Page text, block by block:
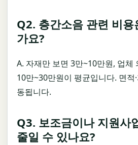
Q2. 층간소음 관련 비용
가요?
A. 자재만 보면 3만~10만원, 업체
10만~30만원이 평균입니다. 면적
동됩니다.
Q3. 보조금이나 지원사
줄일 수 있나요?